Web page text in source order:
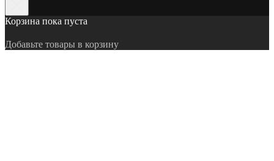
Корзина пока пуста
Добавьте товары в корзину